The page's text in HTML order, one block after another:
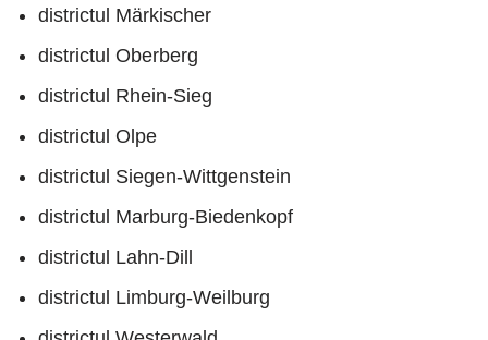
districtul Märkischer
districtul Oberberg
districtul Rhein-Sieg
districtul Olpe
districtul Siegen-Wittgenstein
districtul Marburg-Biedenkopf
districtul Lahn-Dill
districtul Limburg-Weilburg